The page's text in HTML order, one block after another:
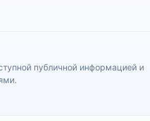
публичной информацией и